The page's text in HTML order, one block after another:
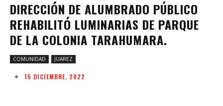
DIRECCIÓN DE ALUMBRADO PÚBLICO
REHABILITÓ LUMINARIAS DE PARQUE
DE LA COLONIA TARAHUMARA.
COMUNIDAD JUAREZ
15 DICIEMBRE, 2022